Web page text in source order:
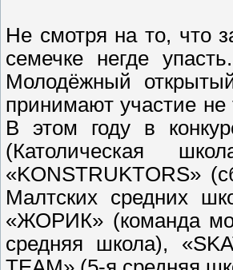
Не смотря на то, что
семечке негде
Молодёжный
принимают участие не
В этом году в
(Католическая
«KONSTRUKTORS»
Малтских средних
«ЖОРИК» (команда
средняя школа),